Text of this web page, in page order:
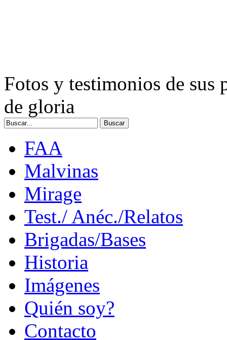
Fotos y testimonios de sus
de gloria
FAA
Malvinas
Mirage
Test./ Anéc./Relatos
Brigadas/Bases
Historia
Imágenes
Quién soy?
Contacto